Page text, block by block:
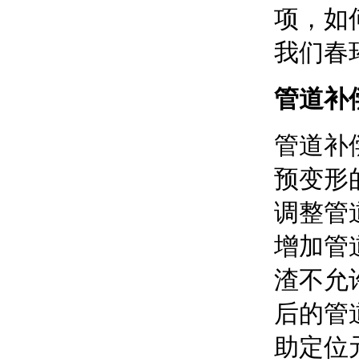
项，如
我们春
管道补
管道补
预变形
调整管
增加管
渣不允
后的管
助定位